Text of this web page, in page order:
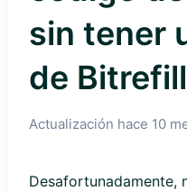
sin tener
de
Actualización hace 10
Desafortunadamente,